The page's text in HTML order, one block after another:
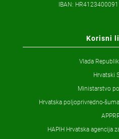
IBAN:
Korisni
Vlada
Hrvatski
Ministarstvo
Hrvatska poljoprivredno-
HAPIH Hrvatska agencija